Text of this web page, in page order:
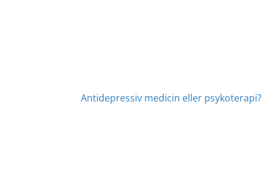
Antidepressiv medicin eller psykoterapi?